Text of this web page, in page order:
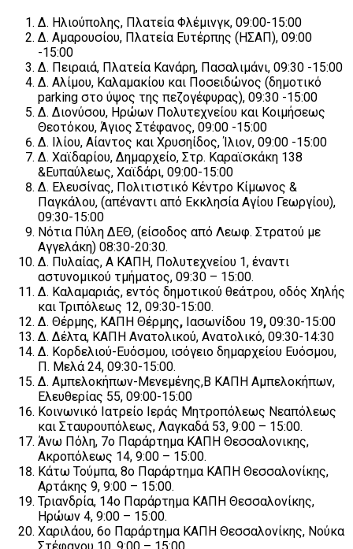
Δ. Ηλιούπολης, Πλατεία Φλέμινγκ, 09:00-15:00
Δ. Αμαρουσίου, Πλατεία Ευτέρπης (ΗΣΑΠ), 09:00
-15:00
Δ. Πειραιά, Πλατεία Κανάρη, Πασαλιμάνι, 09:30 -15:00
Δ. Αλίμου, Καλαμακίου και Ποσειδώνος (δημοτικό
parking στο ύψος της πεζογέφυρας), 09:30 -15:00
Δ. Διονύσου, Ηρώων Πολυτεχνείου και Κοιμήσεως
Θεοτόκου, Άγιος Στέφανος, 09:00 -15:00
Δ. Ιλίου, Αίαντος και Χρυσηίδος, Ίλιον, 09:00 -15:00
Δ. Χαϊδαρίου, Δημαρχείο, Στρ. Καραϊσκάκη 138
&Ευπαύλεως, Χαϊδάρι, 09:00-15:00
Δ. Ελευσίνας, Πολιτιστικό Κέντρο Κίμωνος &
Παγκάλου, (απέναντι από Εκκλησία Αγίου Γεωργίου),
09:30-15:00
Νότια Πύλη ΔΕΘ, (είσοδος από Λεωφ. Στρατού με
Αγγελάκη) 08:30-20:30.
Δ. Πυλαίας, Α ΚΑΠΗ, Πολυτεχνείου 1, έναντι
αστυνομικού τμήματος, 09:30 – 15:00.
Δ. Καλαμαριάς, εντός δημοτικού θεάτρου, οδός Χηλής
και Τριπόλεως 12, 09:30-15:00.
Δ. Θέρμης, ΚΑΠΗ Θέρμης, Ιασωνίδου 19, 09:30-15:00
Δ. Δέλτα, ΚΑΠΗ Ανατολικού, Ανατολικό, 09:30-14:30
Δ. Κορδελιού-Ευόσμου, ισόγειο δημαρχείου Ευόσμου,
Π. Μελά 24, 09:30-15:00.
Δ. Αμπελοκήπων-Μενεμένης,Β ΚΑΠΗ Αμπελοκήπων,
Ελευθερίας 55, 09:00-15:00
Κοινωνικό Ιατρείο Ιεράς Μητροπόλεως Νεαπόλεως
και Σταυρουπόλεως, Λαγκαδά 53, 9:00 – 15:00.
Άνω Πόλη, 7ο Παράρτημα ΚΑΠΗ Θεσσαλονικης,
Ακροπόλεως 14, 9:00 – 15:00.
Κάτω Τούμπα, 8ο Παράρτημα ΚΑΠΗ Θεσσαλονίκης,
Αρτάκης 9, 9:00 – 15:00.
Τριανδρία, 14ο Παράρτημα ΚΑΠΗ Θεσσαλονίκης,
Ηρώων 4, 9:00 – 15:00.
Χαριλάου, 6ο Παράρτημα ΚΑΠΗ Θεσσαλονίκης, Νούκα
Στέφανου 10, 9:00 – 15:00.